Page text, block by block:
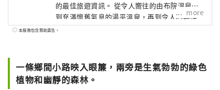
的最佳旅遊資訊。 從令人嚮往的由布院溫泉，
到充滿懷舊氣息的湯平溫泉，再到令人心曠神
怡的塚原塚原高原，以及神秘的由由布川峽谷
驗。 您的旅程將從位於JR由布院站旁的由布市
旅遊資訊中心開始。我們希望您的旅程會非常
精彩。
more
本服務包含贊助廣告。
一條鄉間小路映入眼簾，兩旁是生氣勃勃的綠色
植物和幽靜的森林。